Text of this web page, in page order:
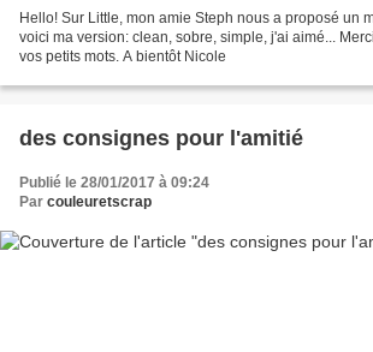
Hello! Sur Little, mon amie Steph nous a proposé un
voici ma version: clean, sobre, simple, j'ai aimé...
vos petits mots. A bientôt Nicole
des consignes pour l'amitié
Publié le 28/01/2017 à 09:24
Par couleuretscrap